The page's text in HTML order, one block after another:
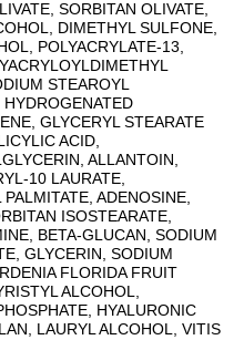
SORBITAN OLIVATE,
DIMETHYL SULFONE,
POLYACRYLATE-13,
STEAROYL
GLYCERYL STEARATE
ACID,
ALLANTOIN,
10 LAURATE,
ADENOSINE,
ISOSTEARATE,
BETA-GLUCAN, SODIUM
GLYCERIN, SODIUM
FLORIDA FRUIT
ALCOHOL,
HYALURONIC
LAURYL ALCOHOL, VITIS